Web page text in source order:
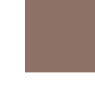
Arbeitstische &